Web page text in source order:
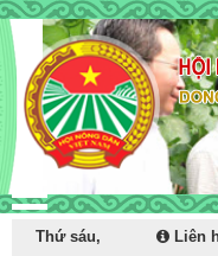
Thứ sáu,
Liên